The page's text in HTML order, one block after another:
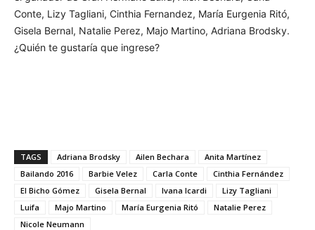
Conte, Lizy Tagliani, Cinthia Fernandez, María Eurgenia Ritó,
Gisela Bernal, Natalie Perez, Majo Martino, Adriana Brodsky.
¿Quién te gustaría que ingrese?
TAGS Adriana Brodsky Ailen Bechara
Anita Martínez
Bailando 2016
Barbie Velez Carla Conte
Cinthia Fernández
El Bicho Gómez
Gisela Bernal Ivana Icardi
Lizy Tagliani
Luifa
Majo Martino María Eurgenia Ritó
Natalie Perez
Nicole Neumann